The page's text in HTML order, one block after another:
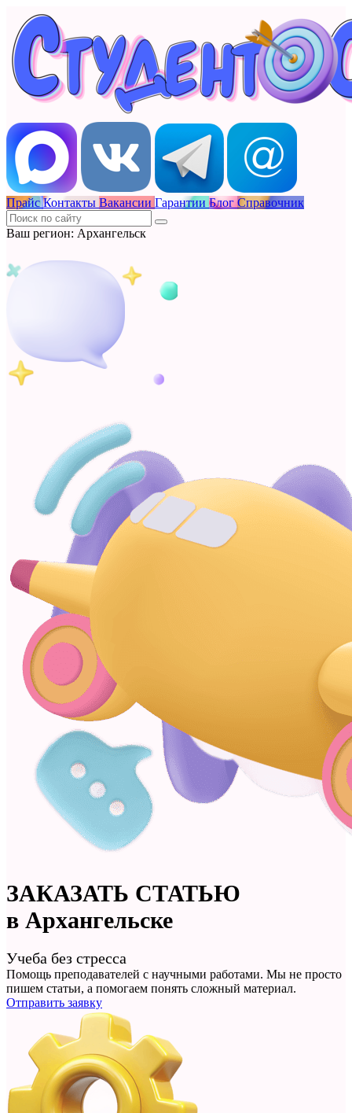
Прайс Контакты Вакансии Гарантии Блог Справочник
Ваш регион: Архангельск
ЗАКАЗАТЬ СТАТЬЮ
в Архангельске
Учеба без стресса
Помощь преподавателей с научными работами. Мы не просто
пишем статьи, а помогаем понять сложный материал.
Отправить заявку